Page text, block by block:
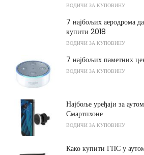
ВОДИЧИ ЗА КУПОВИНУ
7 најбољих аеродрома
купити 2018
ВОДИЧИ ЗА КУПОВИНУ
7 најбољих паметних
ВОДИЧИ ЗА КУПОВИНУ
Најбоље уређаји за
Смартпхоне
ВОДИЧИ ЗА КУПОВИНУ
Како купити ГПС у